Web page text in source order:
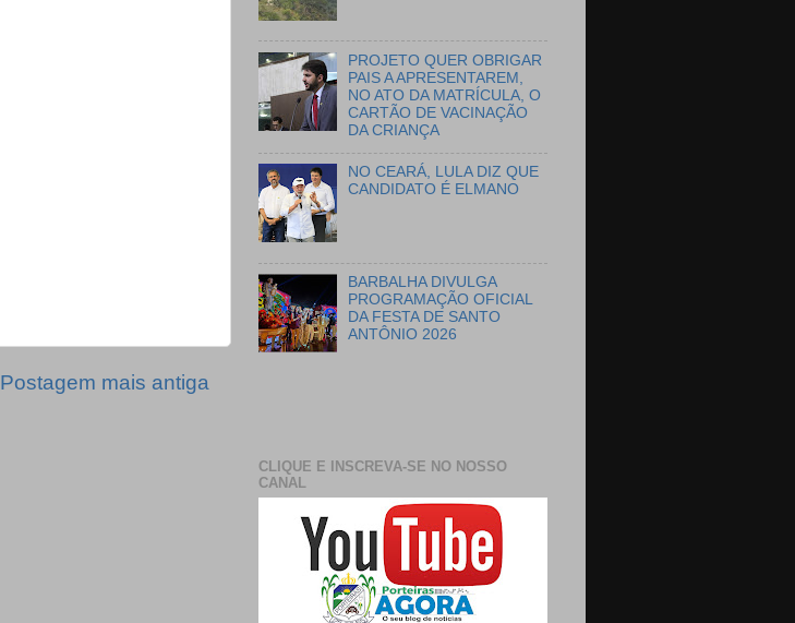
Postagem mais antiga
PROJETO QUER OBRIGAR
PAIS A APRESENTAREM,
NO ATO DA MATRÍCULA, O
CARTÃO DE VACINAÇÃO
DA CRIANÇA
NO CEARÁ, LULA DIZ QUE
CANDIDATO É ELMANO
BARBALHA DIVULGA
PROGRAMAÇÃO OFICIAL
DA FESTA DE SANTO
ANTÔNIO 2026
CLIQUE E INSCREVA-SE NO NOSSO
CANAL